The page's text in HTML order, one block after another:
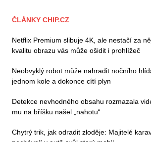
ČLÁNKY CHIP.CZ
Netflix Premium slibuje 4K, ale nestačí za
kvalitu obrazu vás může ošidit i prohlížeč
Neobvyklý robot může nahradit nočního
jednom kole a dokonce cítí plyn
Detekce nevhodného obsahu rozmazala
mu na bříšku našel „nahotu“
Chytrý trik, jak odradit zloděje: Majitelé